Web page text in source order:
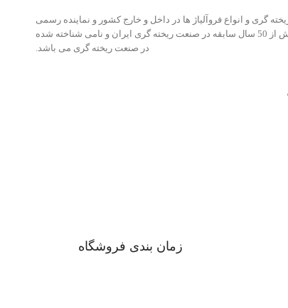
گری و انواع فروآلیاژ ها در داخل و خارج کشور و نماینده رسمی
فروش کارخانجات فروسیلیس ایران و فرو آلیاژ ایران با بیش از 50 سال سابقه در صنعت ریخته گری ایران و نامی شناخته شده
در صنعت ریخته گری می باشد.
زمان بندی فروشگاه